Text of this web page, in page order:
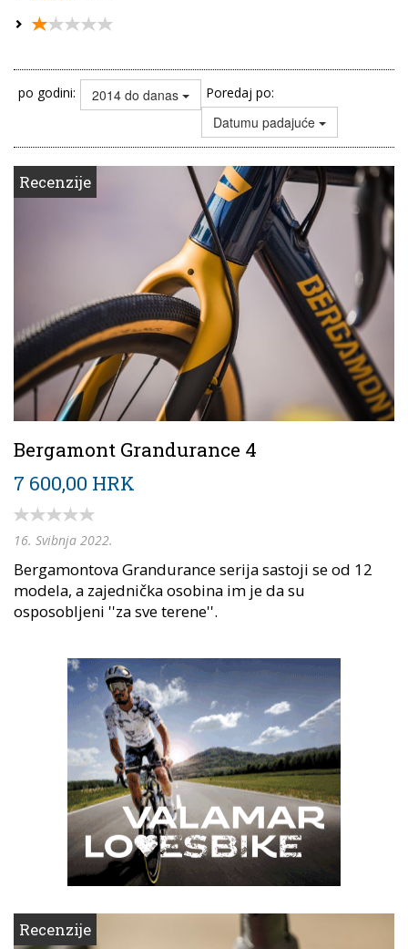
po godini: 2014 do danas Poredaj po:
Datumu padajuće
Recenzije
Bergamont Grandurance 4
7 600,00 HRK
16. Svibnja 2022.
Bergamontova Grandurance serija sastoji se od 12
modela, a zajednička osobina im je da su
osposobljeni ''za sve terene''.
Recenzije